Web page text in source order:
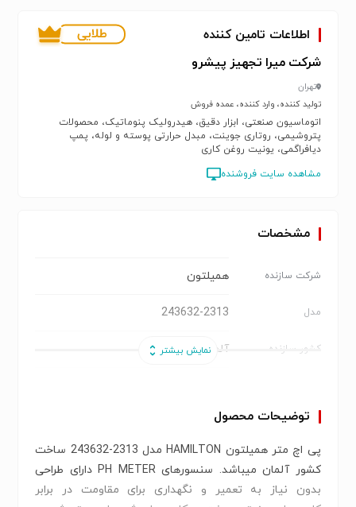
اطلاعات تامین کننده
شرکت میرا تجهیز پیشرو
تهران
تولید کننده، وارد کننده، عمده فروش
اتوماسیون صنعتی، ابزار دقیق، هیدرولیک پنوماتیک، محصولات
پتروشیمی، روتاری جوینت، مبدل حرارتی پوسته و لوله، پمپ
دیافراگمی، یونیت روغن کاری
مشاهده سایت فروشنده
مشخصات
شرکت سازنده همیلتون
مدل 243632-2313
کشور سازنده آلمان
محدوده اندازه گیری pH 0 تا 14
حساسیت
توضیحات محصول
پی اچ متر همیلتون HAMILTON مدل 2313-243632 ساخت
کشور آلمان میباشد. سنسورهای PH METER دارای طراحی
بدون نیاز به تعمیر و نگهداری برای مقاومت در برابر